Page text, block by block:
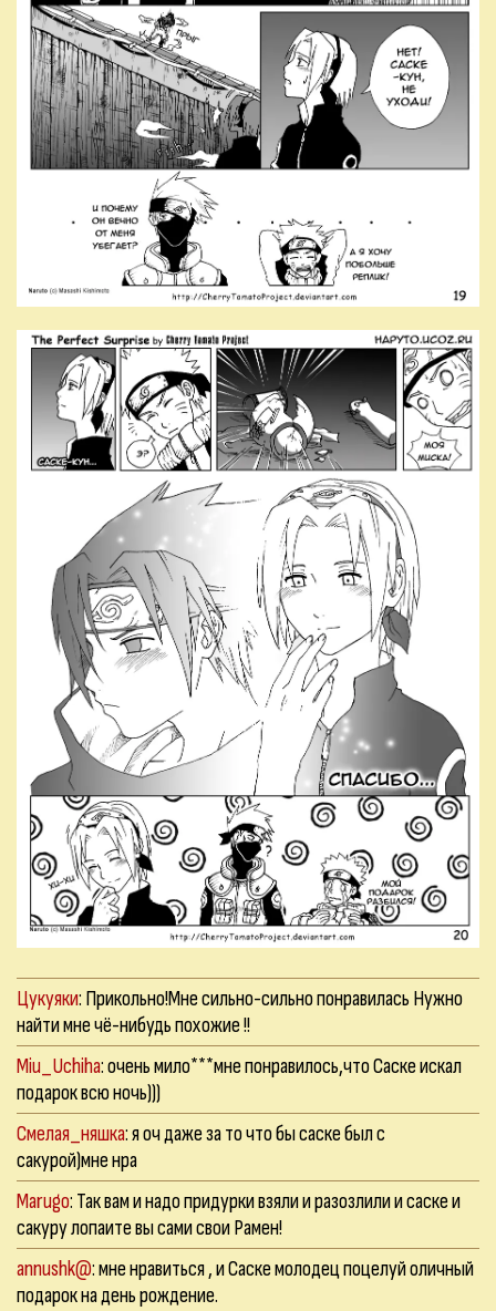
Цукуяки: Прикольно!Мне сильно-сильно понравилась Нужно
найти мне чё-нибудь похожие !!
Miu_Uchiha: очень мило***мне понравилось,что Саске искал
подарок всю ночь)))
Смелая_няшка: я оч даже за то что бы саске был с
сакурой)мне нра
Marugo: Так вам и надо придурки взяли и разозлили и саске и
сакуру лопаите вы сами свои Рамен!
annushk@: мне нравиться , и Саске молодец поцелуй оличный
подарок на день рождение.